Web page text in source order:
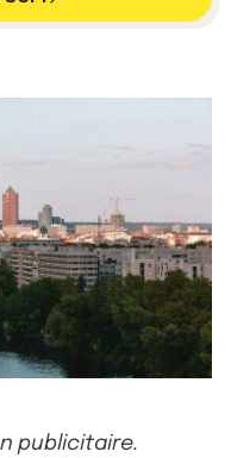
publicitaire.